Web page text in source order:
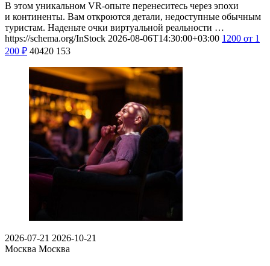
В этом уникальном VR-опыте перенеситесь через эпохи
и континенты. Вам откроются детали, недоступные обычным
туристам. Наденьте очки виртуальной реальности …
https://schema.org/InStock 2026-08-06T14:30:00+03:00 1200 от 1
200 ₽ 40420 153
2026-07-21 2026-10-21
Москва Москва